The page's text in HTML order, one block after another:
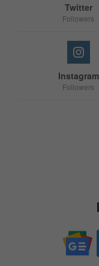
Twitter
Followers
Instagram
Followers